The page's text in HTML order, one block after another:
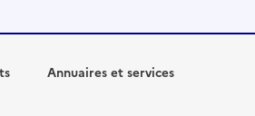
Annuaires et services